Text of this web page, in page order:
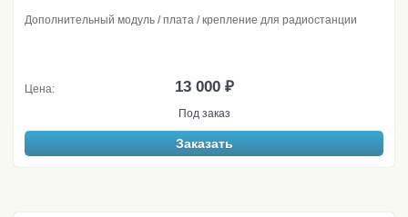
Дополнительный модуль / плата / крепление для радиостанции
Цена: 13 000 ₽
Под заказ
Заказать